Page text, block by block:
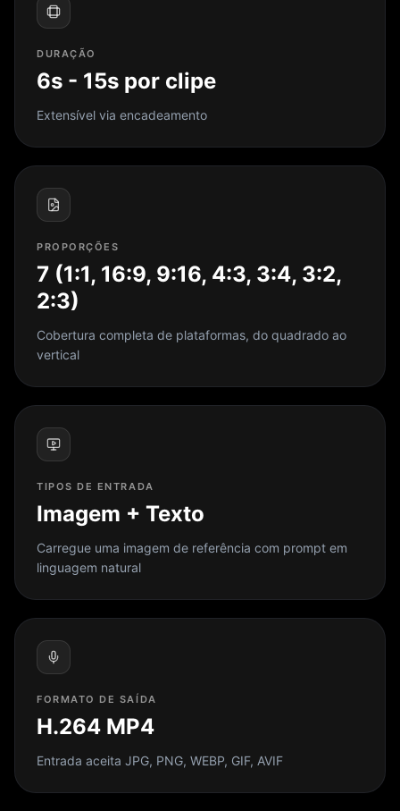
DURAÇÃO
6s - 15s por clipe
Extensível via encadeamento
PROPORÇÕES
7 (1:1, 16:9, 9:16, 4:3, 3:4, 3:2,
2:3)
Cobertura completa de plataformas, do quadrado ao
vertical
TIPOS DE ENTRADA
Imagem + Texto
Carregue uma imagem de referência com prompt em
linguagem natural
FORMATO DE SAÍDA
H.264 MP4
Entrada aceita JPG, PNG, WEBP, GIF, AVIF